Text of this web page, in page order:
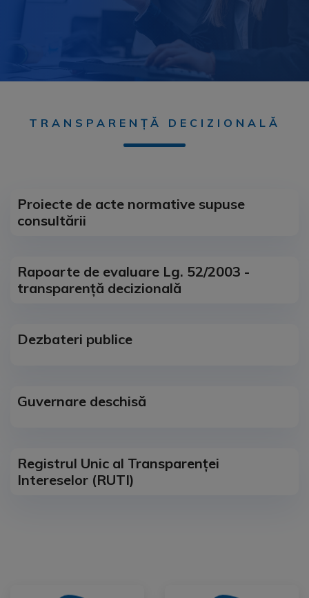
TRANSPARENȚĂ DECIZIONALĂ
Proiecte de acte normative supuse
consultării
Rapoarte de evaluare Lg. 52/2003 -
transparență decizională
Dezbateri publice
Guvernare deschisă
Registrul Unic al Transparenței
Intereselor (RUTI)